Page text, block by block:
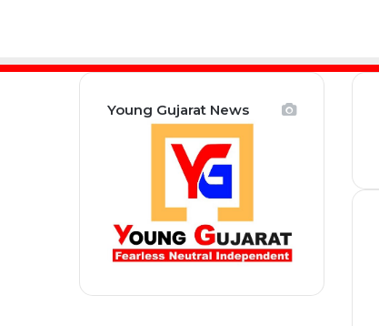
Young Gujarat News